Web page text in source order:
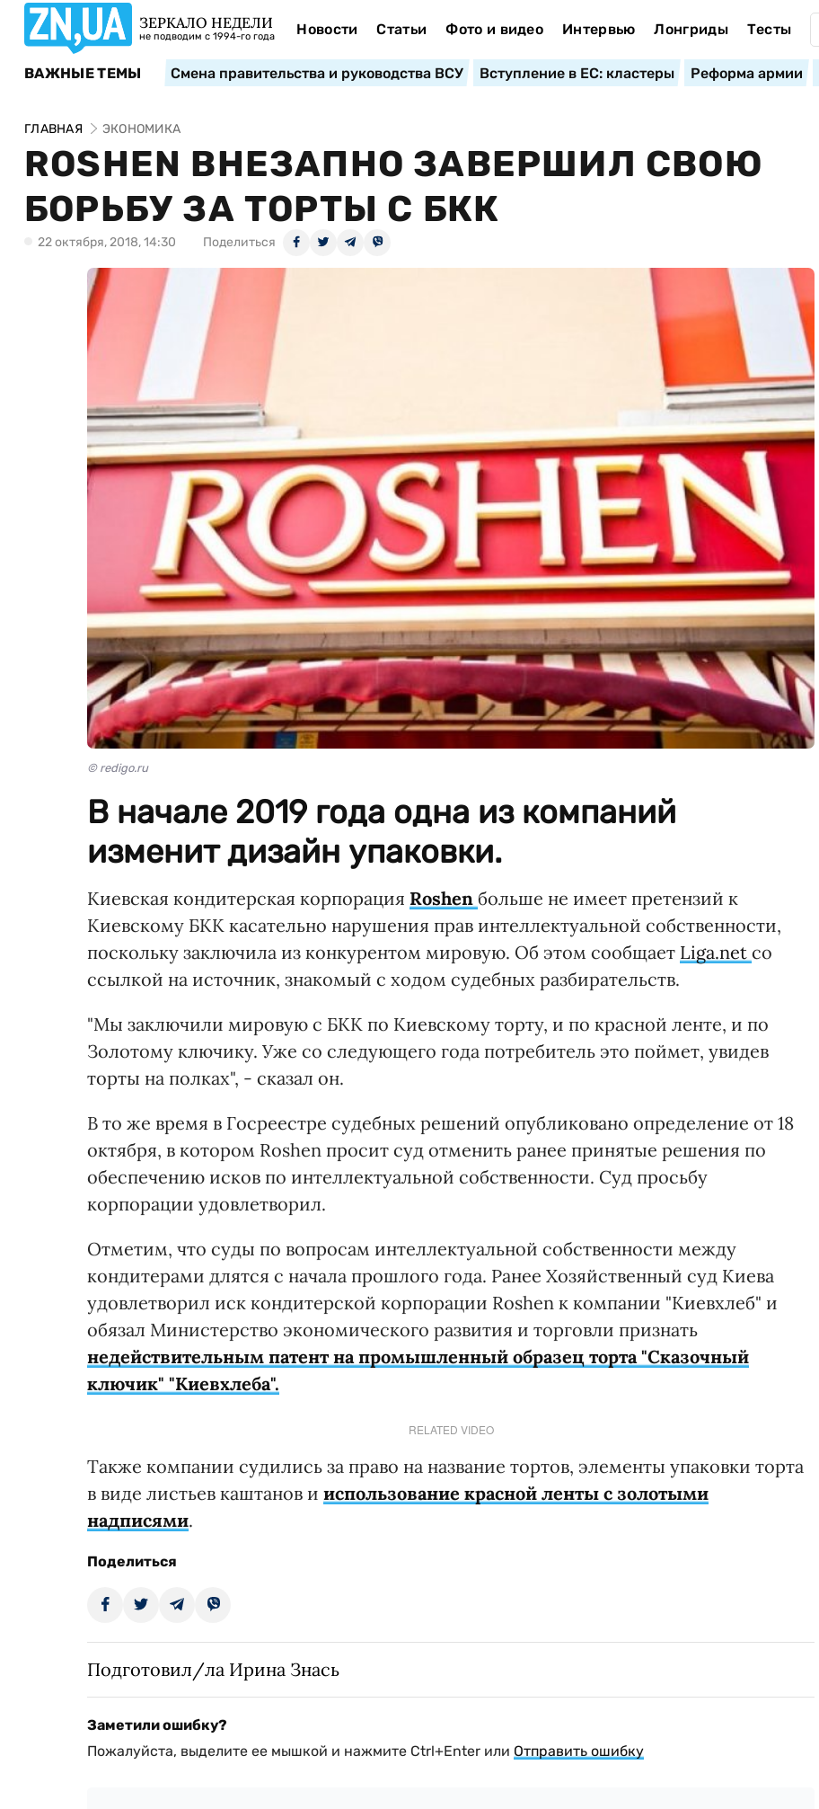
ЗЕРКАЛО НЕДЕЛИ
не подводим с 1994-го года Новости Статьи Фото и видео Интервью Лонгриды Тесты
ВАЖНЫЕ ТЕМЫ Смена правительства и руководства ВСУ Вступление в ЕС: кластеры Реформа армии
ГЛАВНАЯ ЭКОНОМИКА
ROSHEN ВНЕЗАПНО ЗАВЕРШИЛ СВОЮ
БОРЬБУ ЗА ТОРТЫ С БКК
22 октября, 2018, 14:30 Поделиться
© redigo.ru
В начале 2019 года одна из компаний
изменит дизайн упаковки.
Киевская кондитерская корпорация Roshen больше не имеет претензий к
Киевскому БКК касательно нарушения прав интеллектуальной собственности,
поскольку заключила из конкурентом мировую. Об этом сообщает Liga.net со
ссылкой на источник, знакомый с ходом судебных разбирательств.
"Мы заключили мировую с БКК по Киевскому торту, и по красной ленте, и по
Золотому ключику. Уже со следующего года потребитель это поймет, увидев
торты на полках", - сказал он.
В то же время в Госреестре судебных решений опубликовано определение от 18
октября, в котором Roshen просит суд отменить ранее принятые решения по
обеспечению исков по интеллектуальной собственности. Суд просьбу
корпорации удовлетворил.
Отметим, что суды по вопросам интеллектуальной собственности между
кондитерами длятся с начала прошлого года. Ранее Хозяйственный суд Киева
удовлетворил иск кондитерской корпорации Roshen к компании "Киевхлеб" и
обязал Министерство экономического развития и торговли признать
недействительным патент на промышленный образец торта "Сказочный
ключик" "Киевхлеба".
RELATED VIDEO
Также компании судились за право на название тортов, элементы упаковки торта
в виде листьев каштанов и использование красной ленты с золотыми
надписями.
Поделиться
Подготовил/ла Ирина Знась
Заметили ошибку?
Пожалуйста, выделите ее мышкой и нажмите Ctrl+Enter или Отправить ошибку